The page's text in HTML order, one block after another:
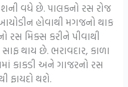
વધે છે. પાલકનો રસ રોજ
હોવાથી મગજનો થાક
રસ મિક્સ કરીને પીવાથી
થાય છે. ભરાવદાર, કાળા
કાકડી અને ગાજરનો રસ
ફાયદો થશે.